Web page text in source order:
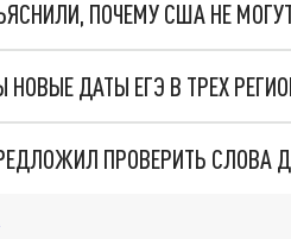
ПОЧЕМУ США НЕ
ДАТЫ ЕГЭ В ТРЕХ
ПРОВЕРИТЬ СЛОВА